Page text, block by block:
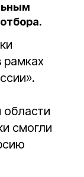
рамках
области
смогли